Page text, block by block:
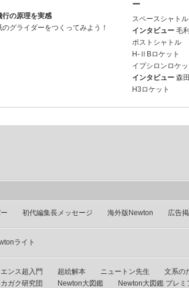
行の原理を実感
のグライダーをつくってみよう！
ー
スペースシャトル
インタビュー毛
ポストシャトル
H-ⅡBロケット
イプシロンロケッ
インタビュー森
H3ロケット
初代編集長メッセージ 海外版Newton 広告
ライト
ンス超入門 超絵解本 ニュートン先生 文系の
ガク研究団 Newton大図鑑 Newton大図鑑 プレミ